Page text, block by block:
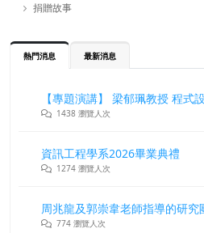
捐贈故事
熱門消息 最新消息
1438 瀏覽人次
資訊工程學系2026畢業典禮
1274 瀏覽人次
774 瀏覽人次